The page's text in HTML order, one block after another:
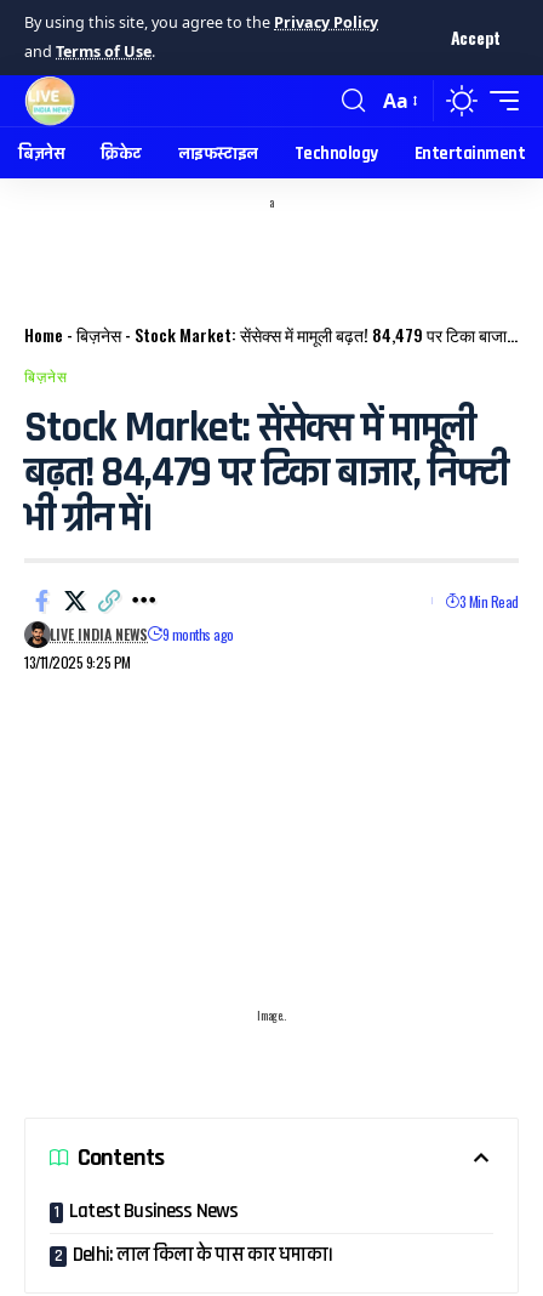
By using this site, you agree to the Privacy Policy
and Terms of Use.
Accept
Aa
बिज़नेस क्रिकेट लाइफस्टाइल Technology Entertainment
a
Home -बिज़नेस- Stock Market: सेंसेक्स में मामूली बढ़त! 84,479 पर टिका बाजार, निफ्टी भी ग्रीन में।
बिज़नेस
Stock Market: सेंसेक्स में मामूली
बढ़त! 84,479 पर टिका बाजार, निफ्टी
भी ग्रीन में।
13/11/2025 9:25 PM
LIVE INDIA NEWS 9 months ago
3 Min Read
Image..
Contents
Latest Business News
Delhi: लाल किला के पास कार धमाका।